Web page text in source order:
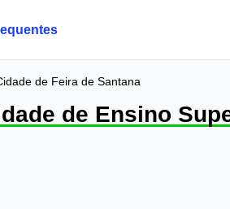
de Feira de Santana
de Ensino